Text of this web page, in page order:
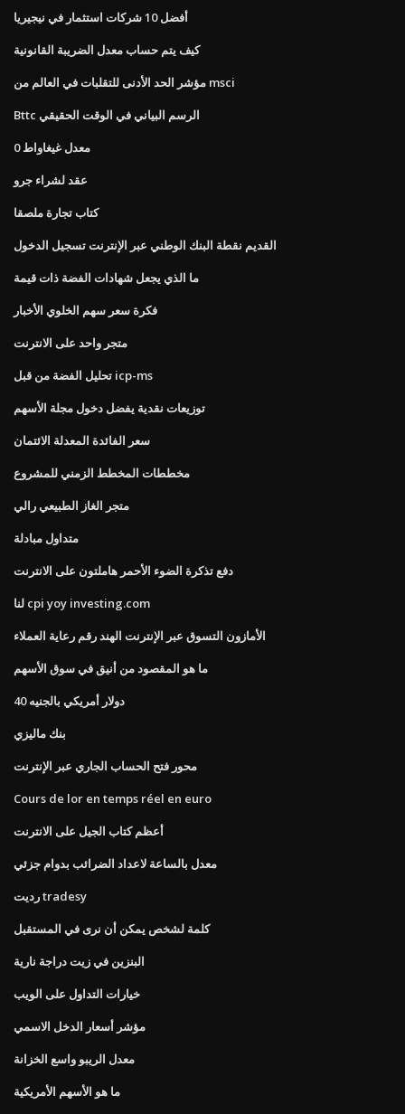
أفضل 10 شركات استثمار في نيجيريا
كيف يتم حساب معدل الضريبة القانونية
مؤشر الحد الأدنى للتقلبات في العالم من msci
Bttc الرسم البياني في الوقت الحقيقي
0 معدل غيغاواط
عقد لشراء جرو
كتاب تجارة ملصقا
القديم نقطة البنك الوطني عبر الإنترنت تسجيل الدخول
ما الذي يجعل شهادات الفضة ذات قيمة
فكرة سعر سهم الخلوي الأخبار
متجر واحد على الانترنت
تحليل الفضة من قبل icp-ms
توزيعات نقدية يفضل دخول مجلة الأسهم
سعر الفائدة المعدلة الائتمان
مخططات المخطط الزمني للمشروع
متجر الغاز الطبيعي رالي
متداول مبادلة
دفع تذكرة الضوء الأحمر هاملتون على الانترنت
لنا cpi yoy investing.com
الأمازون التسوق عبر الإنترنت الهند رقم رعاية العملاء
ما هو المقصود من أنيق في سوق الأسهم
40 دولار أمريكي بالجنيه
بنك ماليزي
محور فتح الحساب الجاري عبر الإنترنت
Cours de lor en temps réel en euro
أعظم كتاب الجيل على الانترنت
معدل بالساعة لاعداد الضرائب بدوام جزئي
رديت tradesy
كلمة لشخص يمكن أن نرى في المستقبل
البنزين في زيت دراجة نارية
خيارات التداول على الويب
مؤشر أسعار الدخل الاسمي
معدل الريبو واسع الخزانة
ما هو الأسهم الأمريكية